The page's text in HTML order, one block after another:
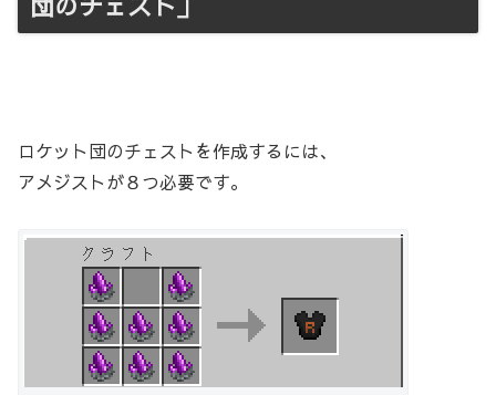
ロケット団のチェストを作成するには、
アメジストが８つ必要です。